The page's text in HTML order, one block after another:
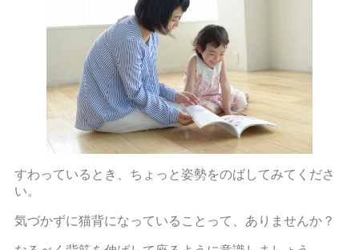
すわっているとき、ちょっと姿勢をのばしてみてくださ
い。
気づかずに猫背になっていることって、ありませんか？